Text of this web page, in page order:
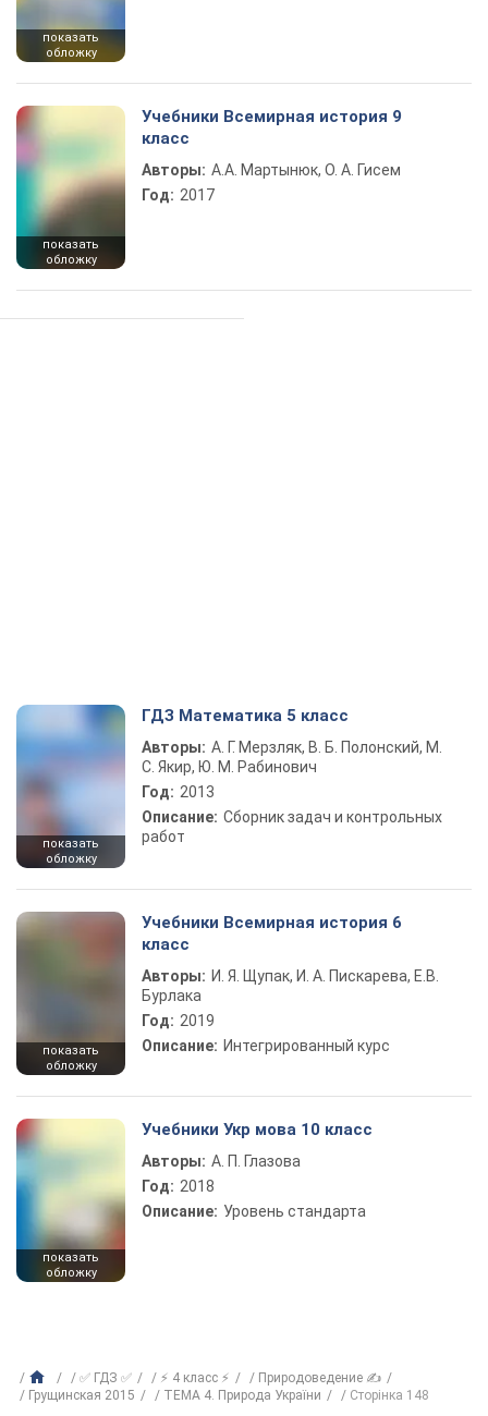
показать
обложку
показать
обложку
Учебники Всемирная история 9
класс
Авторы: А.А. Мартынюк, О. А. Гисем
Год: 2017
показать
обложку
ГДЗ Математика 5 класс
Авторы: А. Г. Мерзляк, В. Б. Полонский, М.
С. Якир, Ю. М. Рабинович
Год: 2013
Описание: Сборник задач и контрольных
работ
показать
обложку
Учебники Всемирная история 6
класс
Авторы: И. Я. Щупак, И. А. Пискарева, Е.В.
Бурлака
Год: 2019
Описание: Интегрированный курс
показать
обложку
Учебники Укр мова 10 класс
Авторы: А. П. Глазова
Год: 2018
Описание: Уровень стандарта
✅ ГДЗ ✅ ⚡ 4 класс ⚡
Природоведение ✍
Грущинская 2015
ТЕМА 4. Природа України Сторінка 148